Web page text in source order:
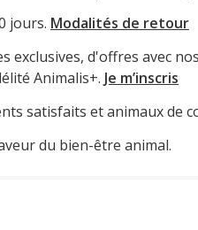
jours. Modalités de retour
exclusives, d'offres avec
Animalis+. Je m’inscris
satisfaits et animaux de
du bien-être animal.